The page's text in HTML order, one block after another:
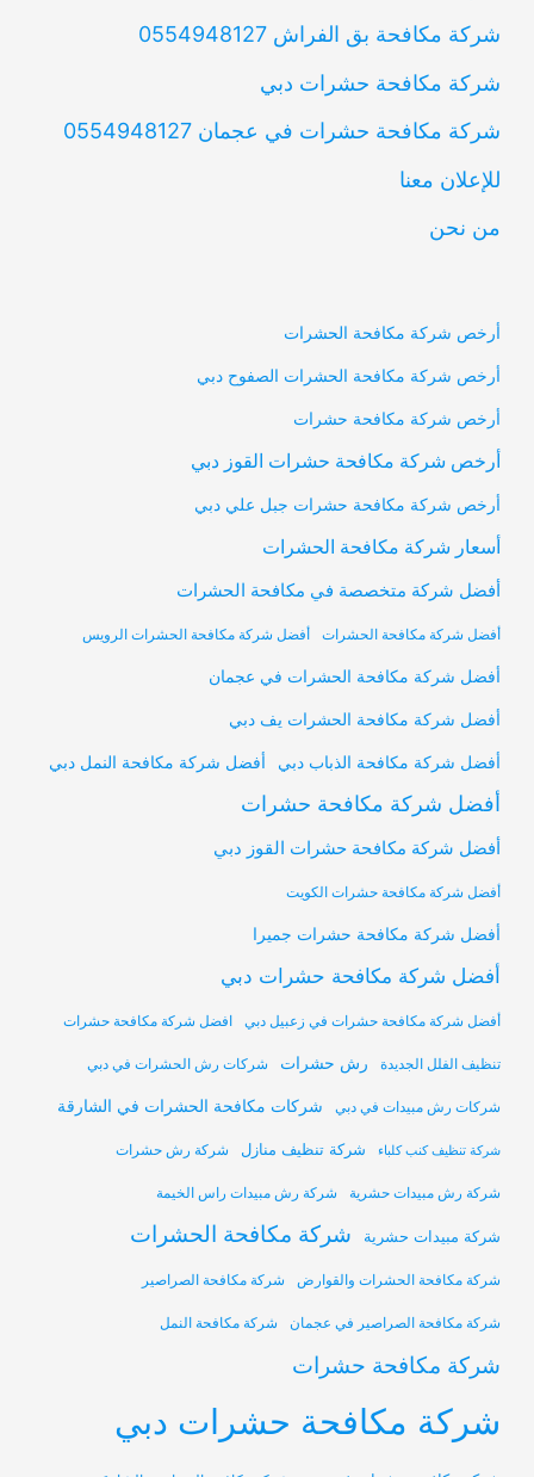
شركة مكافحة بق الفراش 0554948127
شركة مكافحة حشرات دبي
شركة مكافحة حشرات في عجمان 0554948127
للإعلان معنا
من نحن
أرخص شركة مكافحة الحشرات
أرخص شركة مكافحة الحشرات الصفوح دبي
أرخص شركة مكافحة حشرات
أرخص شركة مكافحة حشرات القوز دبي
أرخص شركة مكافحة حشرات جبل علي دبي
أسعار شركة مكافحة الحشرات
أفضل شركة متخصصة في مكافحة الحشرات
أفضل شركة مكافحة الحشرات أفضل شركة مكافحة الحشرات الرويس
أفضل شركة مكافحة الحشرات في عجمان
أفضل شركة مكافحة الحشرات يف دبي
أفضل شركة مكافحة الذباب دبي أفضل شركة مكافحة النمل دبي
أفضل شركة مكافحة حشرات
أفضل شركة مكافحة حشرات القوز دبي
أفضل شركة مكافحة حشرات الكويت
أفضل شركة مكافحة حشرات جميرا
أفضل شركة مكافحة حشرات دبي
أفضل شركة مكافحة حشرات في زعبيل دبي افضل شركة مكافحة حشرات
تنظيف الفلل الجديدة رش حشرات شركات رش الحشرات في دبي
شركات رش مبيدات في دبي شركات مكافحة الحشرات في الشارقة
شركة تنظيف كنب كلباء شركة تنظيف منازل شركة رش حشرات
شركة رش مبيدات حشرية شركة رش مبيدات راس الخيمة
شركة مبيدات حشرية شركة مكافحة الحشرات
شركة مكافحة الحشرات والقوارض شركة مكافحة الصراصير
شركة مكافحة الصراصير في عجمان شركة مكافحة النمل
شركة مكافحة حشرات
شركة مكافحة حشرات دبي